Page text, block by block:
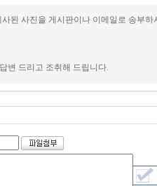
된 사진을 게시판이나 이메일로 송부하
변 드리고 조취해 드립니다.